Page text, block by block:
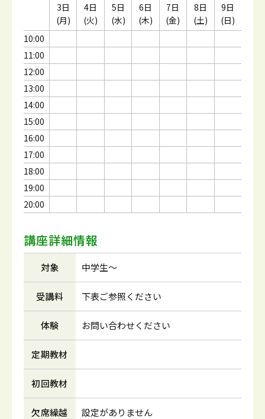
10:00
11:00
12:00
13:00
14:00
15:00
16:00
17:00
18:00
19:00
20:00
3日
(月)
4日
(火)
5日
(水)
6日
(木)
7日
(金)
8日
(土)
9日
(日)
講座詳細情報
対象 中学生～
受講料 下表ご参照ください
体験 お問い合わせください
定期教材
初回教材
欠席繰越 設定がありません